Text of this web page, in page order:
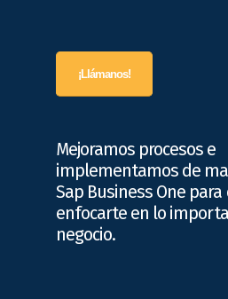
¡Llámanos!
Mejoramos procesos e
implementamos de
Sap Business One
enfocarte en lo
negocio.